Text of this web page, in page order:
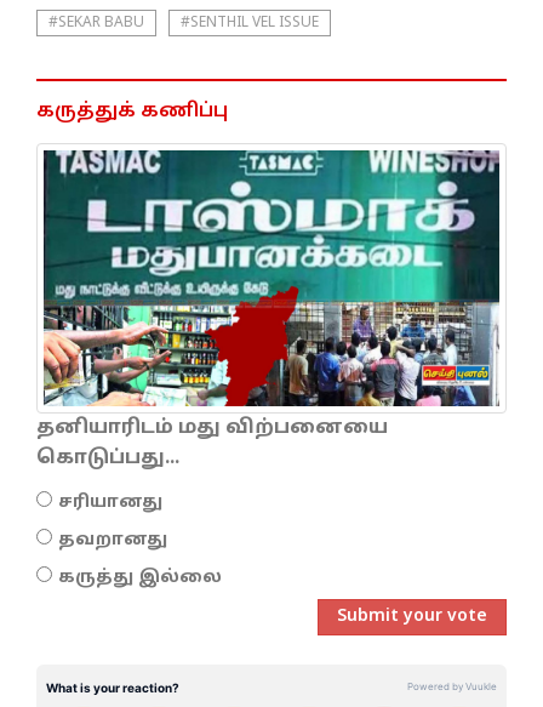
#SEKAR BABU #SENTHIL VEL ISSUE
கருத்துக் கணிப்பு
தனியாரிடம் மது விற்பனையை
கொடுப்பது...
சரியானது
தவறானது
கருத்து இல்லை
Submit your vote